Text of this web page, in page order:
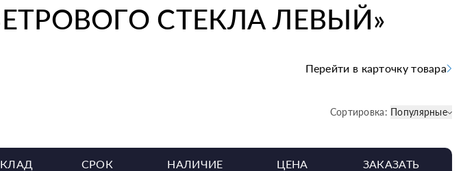
СТЕКЛА ЛЕВЫЙ»
Перейти в карточку товара
Сортировка: Популярные
СРОК НАЛИЧИЕ ЦЕНА ЗАКАЗАТЬ